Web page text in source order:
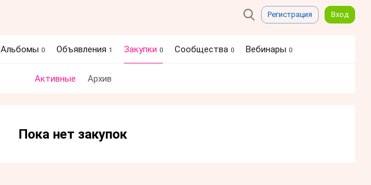
Регистрация Вход
Альбомы 0 Объявления 1 Закупки 0 Сообщества 0 Вебинары 0
Активные Архив
Пока нет закупок